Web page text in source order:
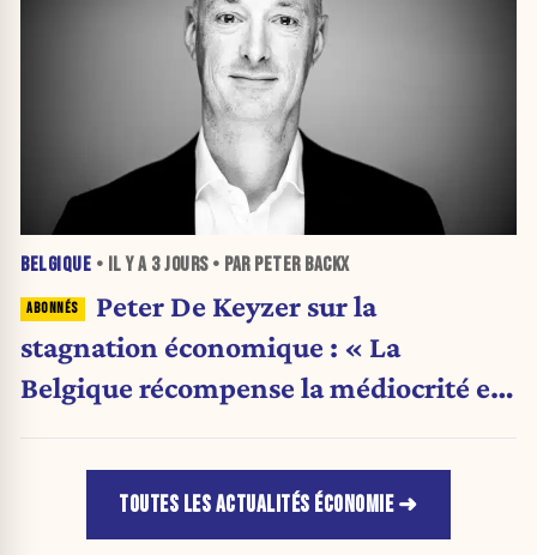
BELGIQUE • IL Y A 3 JOURS• PAR PETER BACKX
Peter De Keyzer sur la
stagnation économique : « La
Belgique récompense la médiocrité et
TOUTES LES ACTUALITÉS ÉCONOMIE